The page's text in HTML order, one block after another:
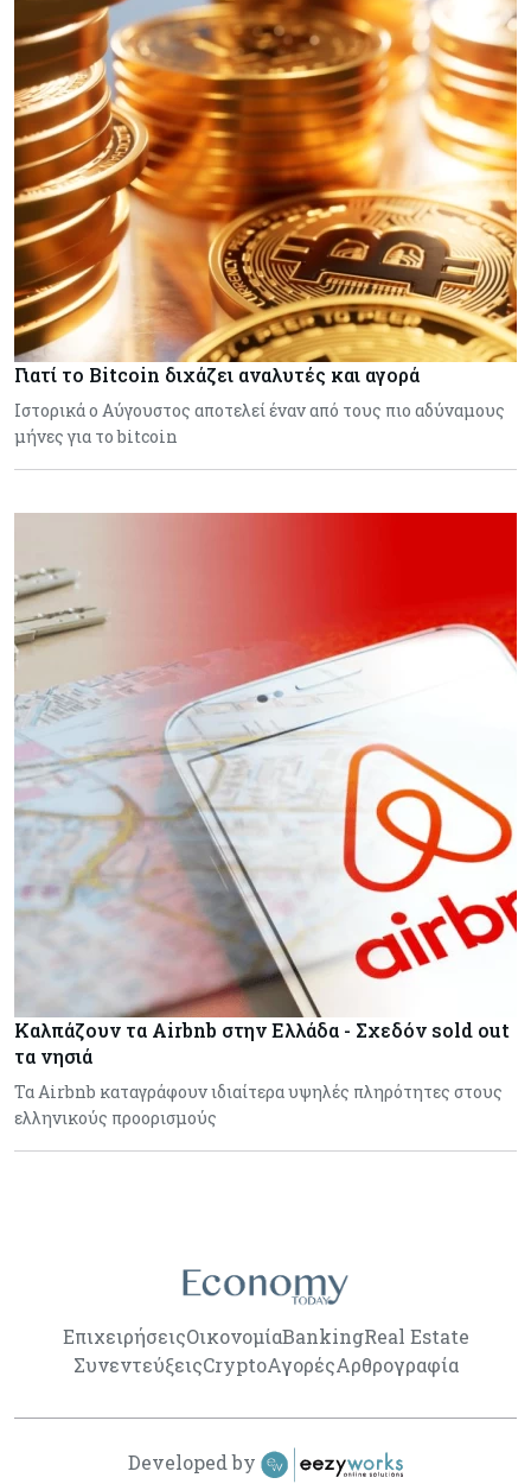
Γιατί το Bitcoin διχάζει αναλυτές και αγορά
Ιστορικά ο Αύγουστος αποτελεί έναν από τους πιο αδύναμους
μήνες για το bitcoin
Καλπάζουν τα Airbnb στην Ελλάδα - Σχεδόν sold out
τα νησιά
Τα Airbnb καταγράφουν ιδιαίτερα υψηλές πληρότητες στους
ελληνικούς προορισμούς
ΕπιχειρήσειςΟικονομίαBankingReal Estate
ΣυνεντεύξειςCryptoΑγορέςΑρθρογραφία
Developed by